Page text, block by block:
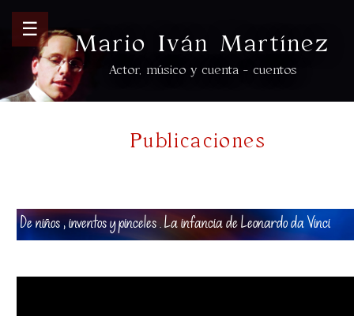
Mario Iván Martínez
Actor, músico y cuenta - cuentos
☰
Publicaciones
De niños , inventos y pinceles . La infancia de Leonardo da Vinci